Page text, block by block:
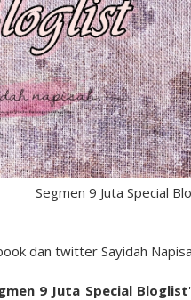
Segmen 9 Juta Special
dan twitter Sayidah
9 Juta Special Bloglist'